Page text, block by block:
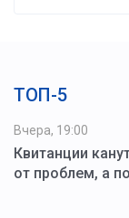
ТОП-5
Вчера, 19:00
Квитанции
от проблем, а